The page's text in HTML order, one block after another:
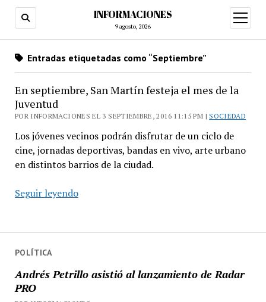
INFORMACIONES
9 agosto, 2026
abrir
menú
POLÍTICA
Andrés Petrillo asistió al lanzamiento de Radar
PRO
Entradas etiquetadas como “Septiembre”
En septiembre, San Martín festeja el mes de la
Juventud
POR INFORMACIONES EL 3 SEPTIEMBRE, 2016 11:15 PM | SOCIEDAD
Los jóvenes vecinos podrán disfrutar de un ciclo de
cine, jornadas deportivas, bandas en vivo, arte urbano
en distintos barrios de la ciudad.
Seguir leyendoEn
Martín
mes